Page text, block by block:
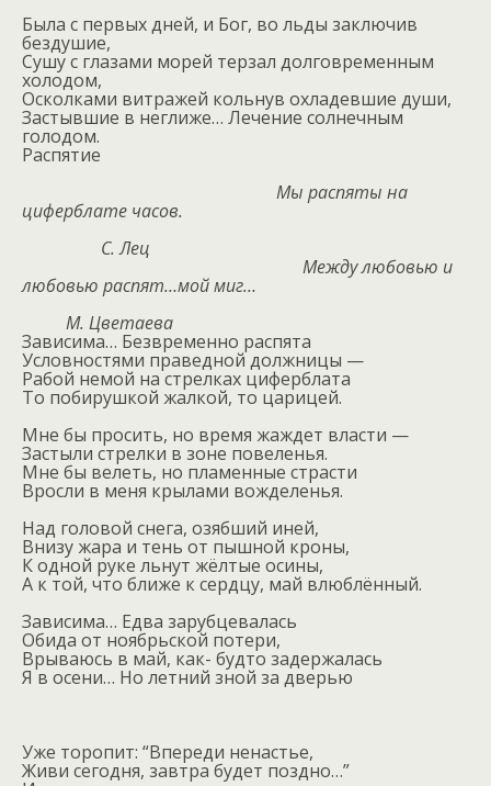
Была с первых дней, и Бог, во льды заключив
бездушие,
Сушу с глазами морей терзал долговременным
холодом,
Осколками витражей кольнув охладевшие души,
Застывшие в неглиже… Лечение солнечным
голодом.
Распятие
Мы распяты на
циферблате часов.
С. Лец
Между любовью и
любовью распят…мой миг…
М. Цветаева
Зависима… Безвременно распята
Условностями праведной должницы —
Рабой немой на стрелках циферблата
То побирушкой жалкой, то царицей.
Мне бы просить, но время жаждет власти —
Застыли стрелки в зоне повеленья.
Мне бы велеть, но пламенные страсти
Вросли в меня крылами вожделенья.
Над головой снега, озябший иней,
Внизу жара и тень от пышной кроны,
К одной руке льнут жёлтые осины,
А к той, что ближе к сердцу, май влюблённый.
Зависима… Едва зарубцевалась
Обида от ноябрьской потери,
Врываюсь в май, как- будто задержалась
Я в осени… Но летний зной за дверью
Уже торопит: “Впереди ненастье,
Живи сегодня, завтра будет поздно…”